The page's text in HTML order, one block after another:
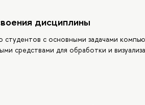
дисциплины
студентов с основными задачами
средствами для обработки и